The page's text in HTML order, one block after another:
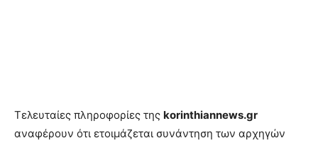
Τελευταίες πληροφορίες της korinthiannews.gr
αναφέρουν ότι ετοιμάζεται συνάντηση των αρχηγών